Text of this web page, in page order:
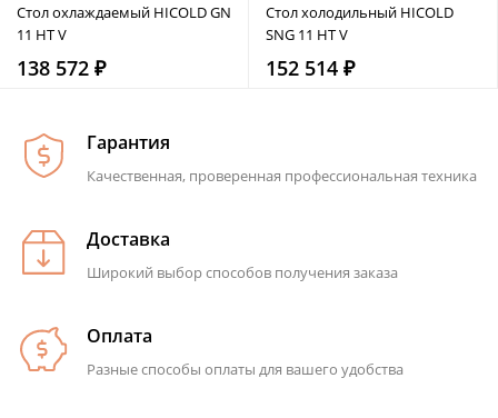
Стол охлаждаемый HICOLD GN
11 HT V
138 572 ₽
Стол холодильный HICOLD
SNG 11 HT V
152 514 ₽
Гарантия
Качественная, проверенная профессиональная техника
Доставка
Широкий выбор способов получения заказа
Оплата
Разные способы оплаты для вашего удобства